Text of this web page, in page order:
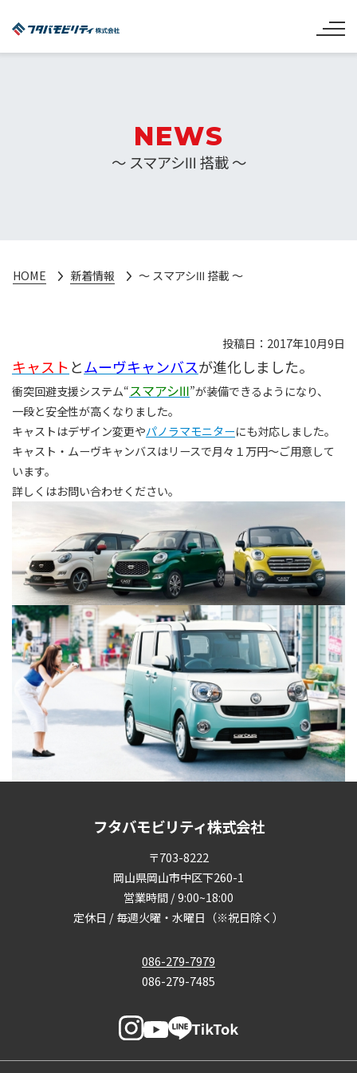
NEWS
～ スマアシⅢ 搭載 ～
HOME 新着情報 ～ スマアシⅢ 搭載 ～
投稿日：2017年10月9日
キャストとムーヴキャンバスが進化しました。
衝突回避支援システム“スマアシⅢ”が装備できるようになり、
一段と安全性が高くなりました。
キャストはデザイン変更やパノラマモニターにも対応しました。
キャスト・ムーヴキャンバスはリースで月々１万円～ご用意して
います。
詳しくはお問い合わせください。
フタバモビリティ株式会社
〒703-8222
岡山県岡山市中区下260-1
営業時間 / 9:00~18:00
定休日 / 毎週火曜・水曜日（※祝日除く）
086-279-7979
086-279-7485